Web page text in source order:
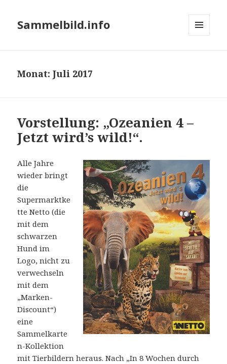
Sammelbild.info
Monat:Juli 2017
Vorstellung: „Ozeanien 4 –
Jetzt wird’s wild!“.
Alle Jahre
wieder bringt
die
Supermarktke
tte Netto (die
mit dem
schwarzen
Hund im
Logo, nicht zu
verwechseln
mit dem
„Marken-
Discount“)
eine
Sammelkarte
n-Kollektion
mit Tierbildern heraus. Nach „In 8 Wochen durch